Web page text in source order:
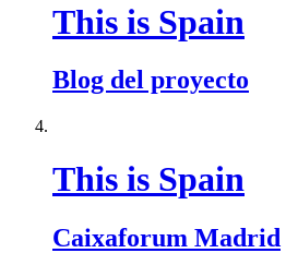
This is Spain
Blog del proyecto
This is Spain
Caixaforum Madrid